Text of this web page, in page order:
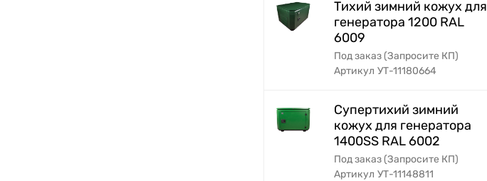
Тихий зимний кожух для
генератора 1200 RAL
6009
Под заказ (Запросите КП)
Артикул УТ-11180664
Супертихий зимний
кожух для генератора
1400SS RAL 6002
Под заказ (Запросите КП)
Артикул УТ-11148811